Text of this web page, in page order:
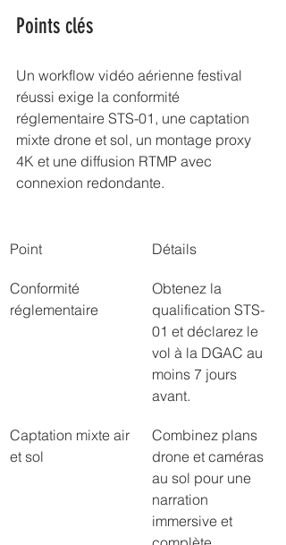
Points clés
Un workflow vidéo aérienne festival
réussi exige la conformité
réglementaire STS-01, une captation
mixte drone et sol, un montage proxy
4K et une diffusion RTMP avec
connexion redondante.
Point Détails
Conformité
réglementaire
Obtenez la
qualification STS-
01 et déclarez le
vol à la DGAC au
moins 7 jours
avant.
Captation mixte air
et sol
Combinez plans
drone et caméras
au sol pour une
narration
immersive et